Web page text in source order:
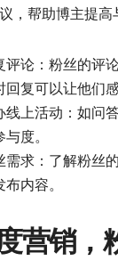
，帮助博主提高
评论：粉丝的评
回复可以让他们
线上活动：如问
度。
需求：了解粉丝
内容。
营销，